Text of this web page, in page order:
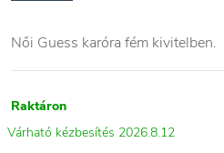
Női Guess karóra fém kivitelben.
Raktáron
2026.8.12